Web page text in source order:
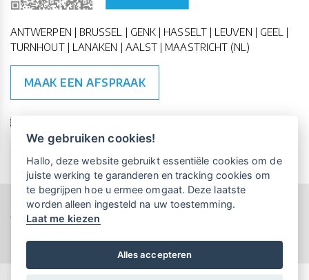
ANTWERPEN | BRUSSEL | GENK | HASSELT | LEUVEN | GEEL |
TURNHOUT | LANAKEN | AALST | MAASTRICHT (NL)
MAAK EEN AFSPRAAK
🇪🇺 🇧🇪
Copyright All Rights Reserved © 2015-2026 UP-TO-DATE
WebDesign
Privacy & Cookies
Locations Algemene Voorwaarden
We gebruiken cookies!
Hallo, deze website gebruikt essentiële cookies om de
juiste werking te garanderen en tracking cookies om
te begrijpen hoe u ermee omgaat. Deze laatste
worden alleen ingesteld na uw toestemming.
Laat me kiezen
Alles accepteren
Vrijblijvende kennismaking?Boek
een persoonlijke demo.
Maandelijks gratis opleidingen